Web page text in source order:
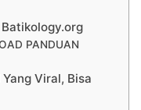
PANDUAN
Viral, Bisa